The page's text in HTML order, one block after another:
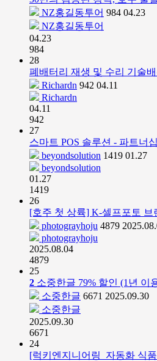
NZ홍길동투어 984 04.23
NZ홍길동투어
04.23
984
28
폐배터리 재생 및 수리 기술
Richardn 942 04.11
Richardn
04.11
942
27
스마트 POS 솔루션 - 파트너
beyondsolution 1419 01.27
beyondsolution
01.27
1419
26
[호주 첫 상륙] K-셀프포토 브
photograyhoju 4879
photograyhoju
2025.08.04
4879
25
2 소중한글 79% 할인 (1년 이
소중한글 6671 2025.09.30
소중한글
2025.09.30
6671
24
[럭키엔지니어링_자동화 식